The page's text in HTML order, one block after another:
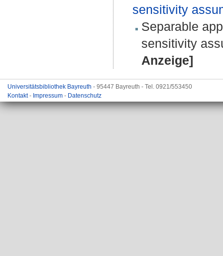
sensitivity
Separable
sensitivity
Anzeige]
Universitätsbibliothek Bayreuth - 95447 Bayreuth - Tel. 0921/553450
Kontakt- Impressum - Datenschutz